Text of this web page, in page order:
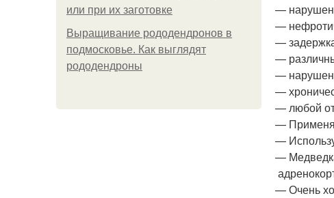
или при их заготовке
Выращивание рододендронов в
подмосковье. Как выглядят
рододендроны
—
—
—
—
—
—
— любой
—
—
—
— Очень